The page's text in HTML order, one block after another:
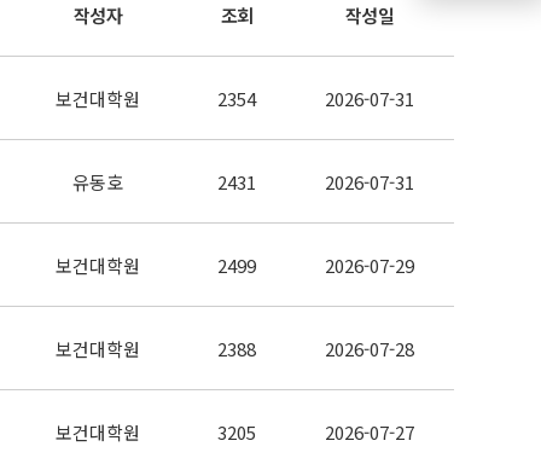
작성자 조회 작성일
보건대학원 2354 2026-07-31
유동호 2431 2026-07-31
보건대학원 2499 2026-07-29
보건대학원 2388 2026-07-28
보건대학원 3205 2026-07-27